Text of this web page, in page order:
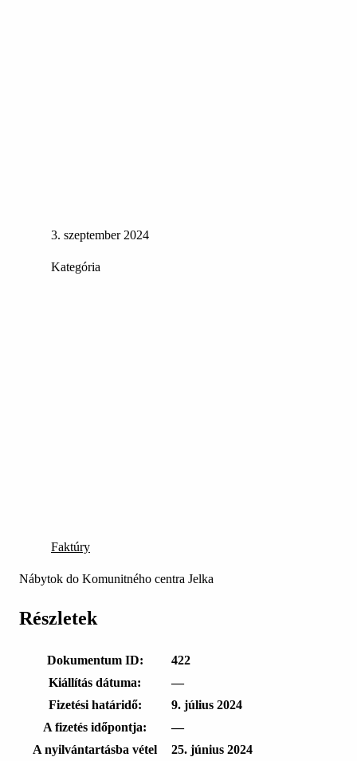
3. szeptember 2024
Kategória
Faktúry
Nábytok do Komunitného centra Jelka
Részletek
Dokumentum ID:
422
Kiállítás dátuma:
—
Fizetési határidő:
9. július 2024
A fizetés időpontja:
—
A nyilvántartásba vétel
25. június 2024